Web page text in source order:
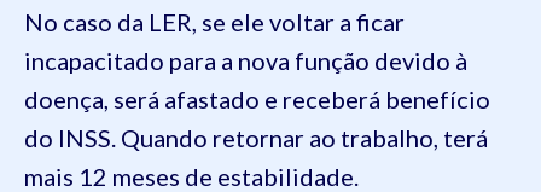
No caso da LER, se ele voltar a ficar
incapacitado para a nova função devido à
doença, será afastado e receberá benefício
do INSS. Quando retornar ao trabalho, terá
mais 12 meses de estabilidade.